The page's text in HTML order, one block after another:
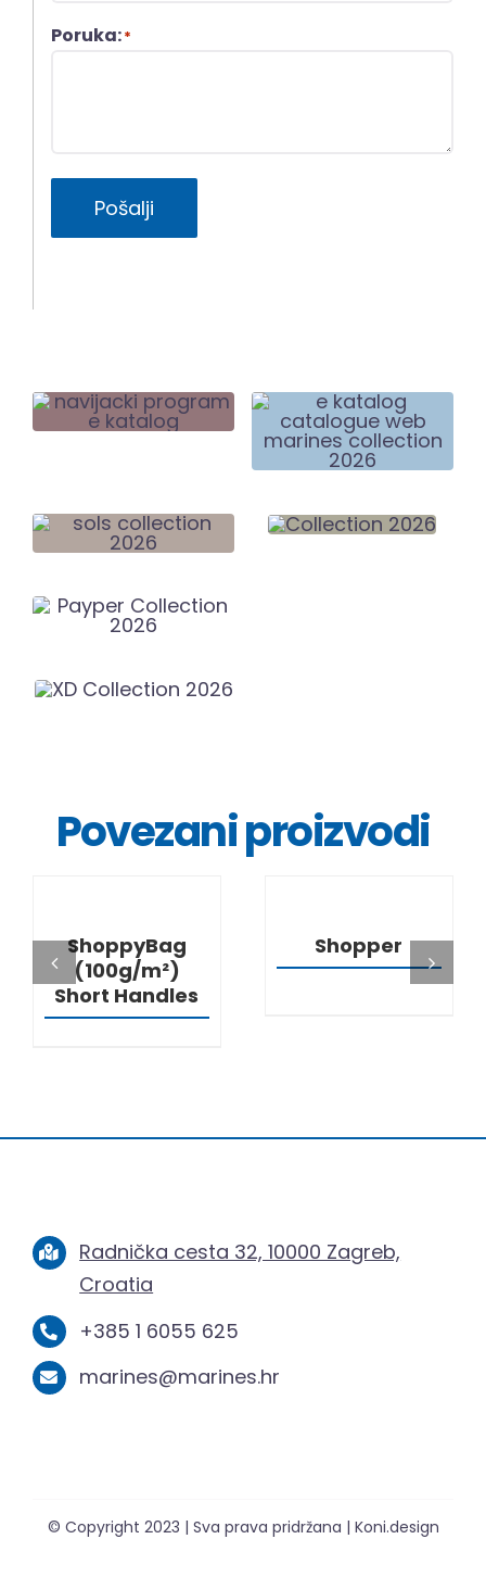
Poruka:*
Pošalji
Povezani proizvodi
ShoppyBag
(100g/m²)
Short Handles
Shopper
Radnička cesta 32, 10000 Zagreb,
Croatia
+385 1 6055 625
marines@marines.hr
© Copyright 2023 | Sva prava pridržana | Koni.design